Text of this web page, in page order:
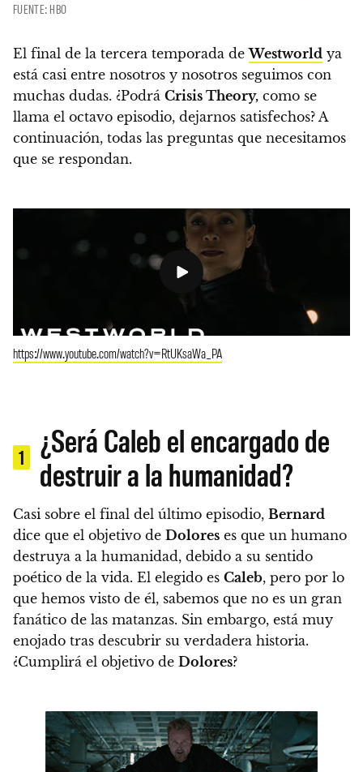
FUENTE: HBO
El final de la tercera temporada deWestworld ya
está casi entre nosotros y nosotros seguimos con
muchas dudas. ¿Podrá Crisis Theory, como se
llama el octavo episodio, dejarnos satisfechos? A
continuación, todas las preguntas que necesitamos
que se respondan.
https://www.youtube.com/watch?v=RtUKsaWa_PA
1
¿Será Caleb el encargado de
destruir a la humanidad?
Casi sobre el final del último episodio, Bernard
dice que el objetivo de Dolores es que un humano
destruya a la humanidad, debido a su sentido
poético de la vida. El elegido es Caleb, pero por lo
que hemos visto de él, sabemos que no es un gran
fanático de las matanzas. Sin embargo, está muy
enojado tras descubrir su verdadera historia.
¿Cumplirá el objetivo de Dolores?